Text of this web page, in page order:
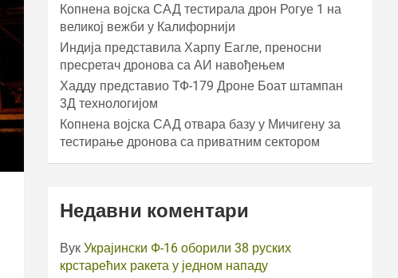
Копнена војска САД тестирала дрон Рогуе 1 на
великој вежби у Калифорнији
Индија представила Харпy Еагле, преносни
пресретач дронова са АИ навођењем
Хаддy представио ТФ-179 Дроне Боат штампан
3Д технологијом
Копнена војска САД отвара базу у Мичигену за
тестирање дронова са приватним сектором
Недавни коментари
Вук Украјински Ф-16 оборили 38 руских
крстарећих ракета у једном нападу